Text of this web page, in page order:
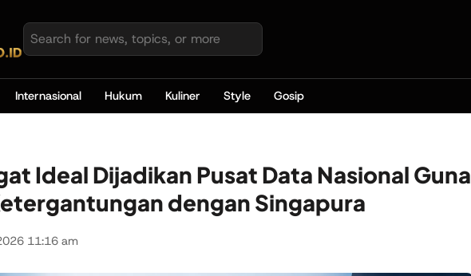
Internasional Hukum Kuliner Style Gosip
Ideal Dijadikan Pusat Data Nasional Guna
dengan Singapura
11:16 am